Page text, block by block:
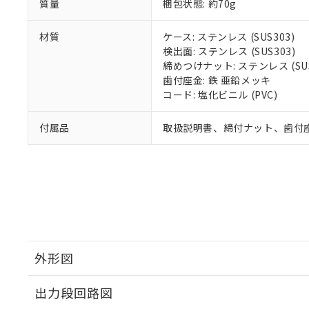
質量 梱包状態: 約70g
材質
ケース: ステンレス (SUS303)
検出面: ステンレス (SUS303)
締めつけナット: ステンレス
歯付座金: 鉄 亜鉛メッキ
コード: 塩化ビニル (PVC)
付属品 取扱説明書、締付ナット、歯付
外形図
出力段回路図